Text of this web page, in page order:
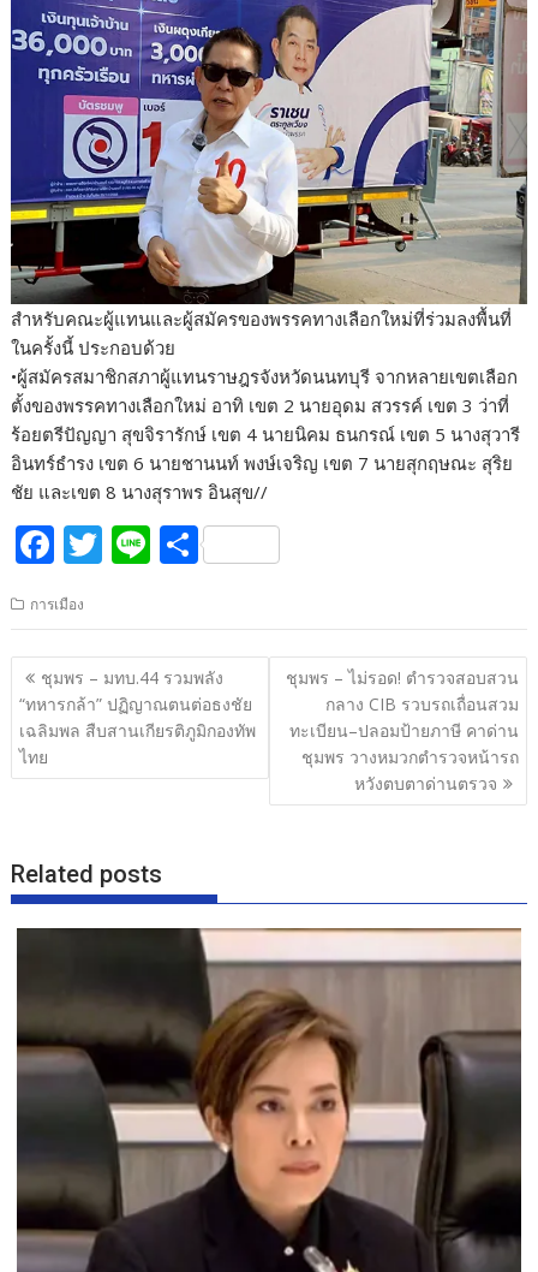
สำหรับคณะผู้แทนและผู้สมัครของพรรคทางเลือกใหม่ที่ร่วมลงพื้นที่
ในครั้งนี้ ประกอบด้วย
•ผู้สมัครสมาชิกสภาผู้แทนราษฎรจังหวัดนนทบุรี จากหลายเขตเลือก
ตั้งของพรรคทางเลือกใหม่ อาทิ เขต 2 นายอุดม สวรรค์ เขต 3 ว่าที่
ร้อยตรีปัญญา สุขจิรารักษ์ เขต 4 นายนิคม ธนกรณ์ เขต 5 นางสุวารี
อินทร์ธำรง เขต 6 นายชานนท์ พงษ์เจริญ เขต 7 นายสุกฤษณะ สุริย
ชัย และเขต 8 นางสุราพร อินสุข//
F
ac
e
b
o
o
k
T
itt
er
Li
e
S
ar
e
การเมือง
แนะแนว
เรื่อง
ชุมพร – มทบ.44 รวมพลัง
“ทหารกล้า” ปฏิญาณตนต่อธงชัย
เฉลิมพล สืบสานเกียรติภูมิกองทัพ
ไทย
ชุมพร – ไม่รอด! ตำรวจสอบสวน
กลาง CIB รวบรถเถื่อนสวม
ทะเบียน–ปลอมป้ายภาษี คาด่าน
ชุมพร วางหมวกตำรวจหน้ารถ
หวังตบตาด่านตรวจ
Related posts